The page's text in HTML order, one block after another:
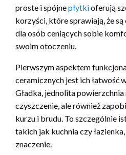
proste i spójnepłytkioferują
korzyści, które sprawiają, że
dla osób ceniących sobie
swoim otoczeniu.
Pierwszym aspektem
ceramicznych jest ich łatwość
Gładka, jednolita
czyszczenie, ale również
kurzu i brudu. To szczególnie
takich jak kuchnia czy
znaczenie.